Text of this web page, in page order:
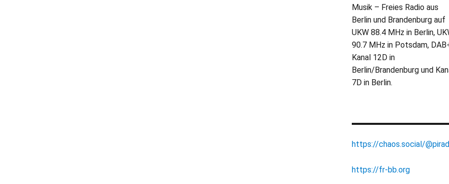
Musik – Freies Radio aus
Berlin und Brandenburg auf
UKW 88.4 MHz in Berlin,
90.7 MHz in Potsdam,
Kanal 12D in
Berlin/Brandenburg und
7D in Berlin.
https://chaos.social/
https://fr-bb.org